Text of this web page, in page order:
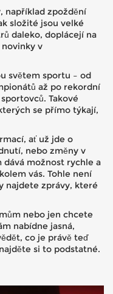
například zpoždění
složité jsou velké
daleko, doplácejí na
v
světem sportu – od
až po rekordní
Takové
se přímo týkají,
ať už jde o
nebo změny v
dává možnost rychle a
vás. Tohle není
najdete zprávy, které
nebo jen chcete
nabídne jasná,
co je právě teď
si to podstatné.